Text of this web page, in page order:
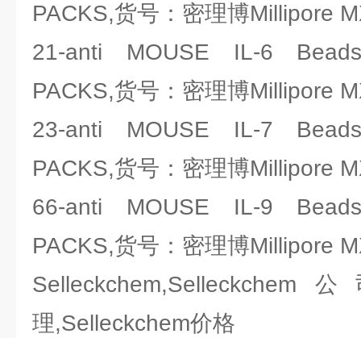
PACKS,货号：密理博Millipore
21-anti MOUSE IL-6 Beads
PACKS,货号：密理博Millipore
23-anti MOUSE IL-7 Beads
PACKS,货号：密理博Millipore
66-anti MOUSE IL-9 Beads
PACKS,货号：密理博Millipore
Selleckchem,Selleckchem
理,Selleckchem价格